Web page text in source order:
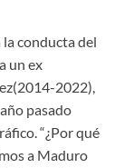
conducta del
un ex
2022),
pasado
“¿Por qué
a Maduro